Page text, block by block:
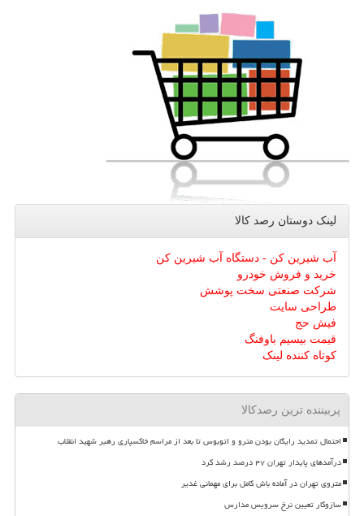
لینک دوستان رصد كالا
آب شیرین کن - دستگاه آب شیرین کن
خرید و فروش خودرو
شرکت صنعتی سخت پوشش
طراحی سایت
فیش حج
قیمت بیسیم باوفنگ
کوتاه کننده لینک
پربیننده ترین رصدکالا
احتمال تمدید رایگان بودن مترو و اتوبوس تا بعد از مراسم خاکسپاری رهبر شهید انقلاب
درآمدهای پایدار تهران ۴۷ درصد رشد کرد
متروی تهران در آماده باش کامل برای مهمانی غدیر
سازوکار تعیین نرخ سرویس مدارس